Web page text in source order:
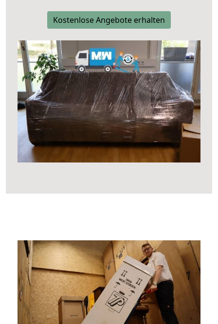
Kostenlose Angebote erhalten